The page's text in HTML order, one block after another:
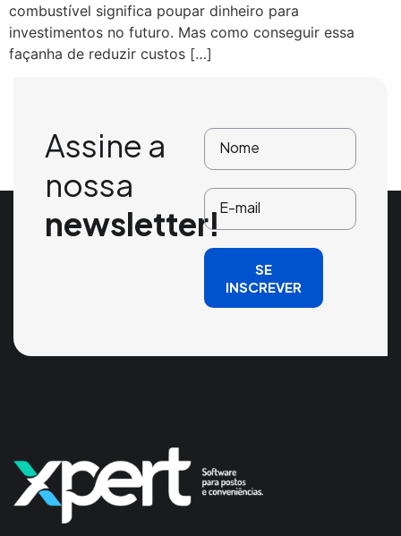
combustível significa poupar dinheiro para
investimentos no futuro. Mas como conseguir essa
façanha de reduzir custos […]
Assine a
nossa
newsletter!
SE
INSCREVER